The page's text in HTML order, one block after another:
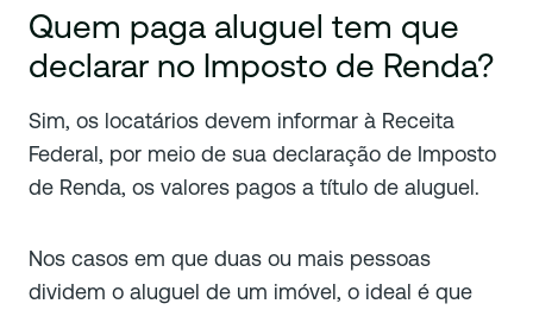
Quem paga aluguel tem que
declarar no Imposto de Renda?
Sim, os locatários devem informar à Receita
Federal, por meio de sua declaração de Imposto
de Renda, os valores pagos a título de aluguel.
Nos casos em que duas ou mais pessoas
dividem o aluguel de um imóvel, o ideal é que